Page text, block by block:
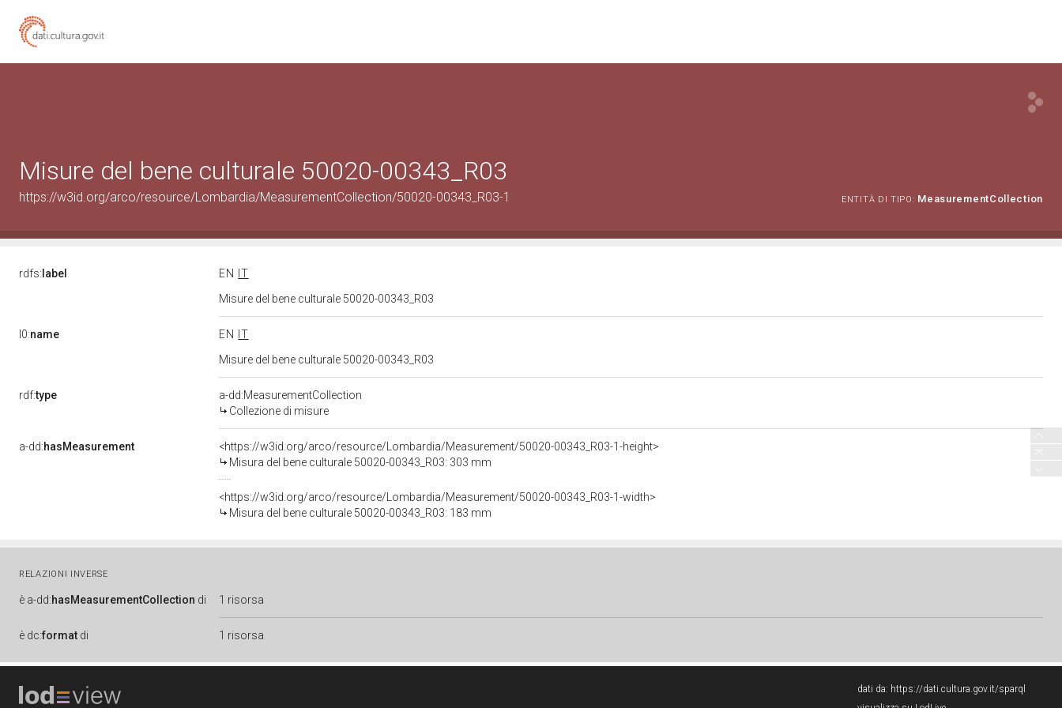
Misure del bene culturale 50020-00343_R03
https://w3id.org/arco/resource/Lombardia/MeasurementCollection/50020-00343_R03-1 ENTITÀ DI TIPO: MeasurementCollection
rdfs: label EN
IT
Misure del bene culturale 50020-00343_R03
l0:name EN
IT
Misure del bene culturale 50020-00343_R03
rdf:type
a-dd:MeasurementCollection
Collezione di misure
a-dd:hasMeasurement
<https://w3id.org/arco/resource/Lombardia/Measurement/50020-00343_R03-1-height>
Misura del bene culturale 50020-00343_R03: 303 mm
<https://w3id.org/arco/resource/Lombardia/Measurement/50020-00343_R03-1-width>
Misura del bene culturale 50020-00343_R03: 183 mm
RELAZIONI INVERSE
è a-dd:hasMeasurementCollection di 1 risorsa
è dc:format di 1 risorsa
dati da: https://dati.cultura.gov.it/sparql